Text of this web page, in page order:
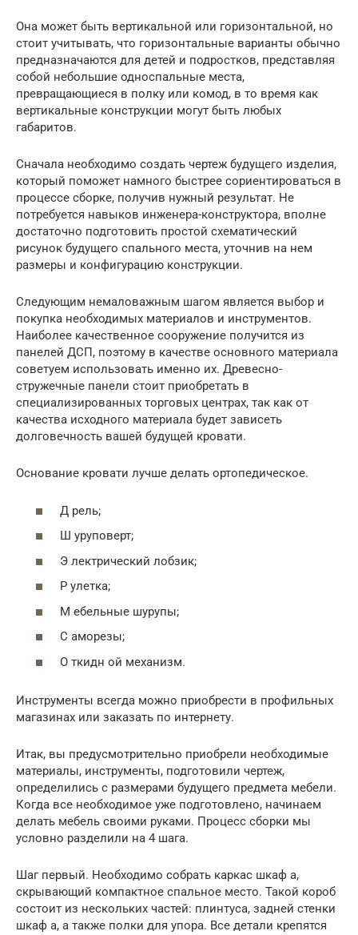
Она может быть вертикальной или горизонтальной, но
стоит учитывать, что горизонтальные варианты обычно
предназначаются для детей и подростков, представляя
собой небольшие односпальные места,
превращающиеся в полку или комод, в то время как
вертикальные конструкции могут быть любых
габаритов.
Сначала необходимо создать чертеж будущего изделия,
который поможет намного быстрее сориентироваться в
процессе сборке, получив нужный результат. Не
потребуется навыков инженера-конструктора, вполне
достаточно подготовить простой схематический
рисунок будущего спального места, уточнив на нем
размеры и конфигурацию конструкции.
Следующим немаловажным шагом является выбор и
покупка необходимых материалов и инструментов.
Наиболее качественное сооружение получится из
панелей ДСП, поэтому в качестве основного материала
советуем использовать именно их. Древесно-
стружечные панели стоит приобретать в
специализированных торговых центрах, так как от
качества исходного материала будет зависеть
долговечность вашей будущей кровати.
Основание кровати лучше делать ортопедическое.
Д рель;
Ш уруповерт;
Э лектрический лобзик;
Р улетка;
М ебельные шурупы;
С аморезы;
О ткидн ой механизм.
Инструменты всегда можно приобрести в профильных
магазинах или заказать по интернету.
Итак, вы предусмотрительно приобрели необходимые
материалы, инструменты, подготовили чертеж,
определились с размерами будущего предмета мебели.
Когда все необходимое уже подготовлено, начинаем
делать мебель своими руками. Процесс сборки мы
условно разделили на 4 шага.
Шаг первый. Необходимо собрать каркас шкаф а,
скрывающий компактное спальное место. Такой короб
состоит из нескольких частей: плинтуса, задней стенки
шкаф а, а также полки для упора. Все детали крепятся